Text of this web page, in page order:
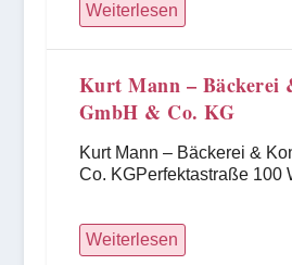
Weiterlesen
Kurt Mann – Bäckerei
GmbH & Co. KG
Kurt Mann – Bäckerei &
Co. KGPerfektastraße 100
Weiterlesen